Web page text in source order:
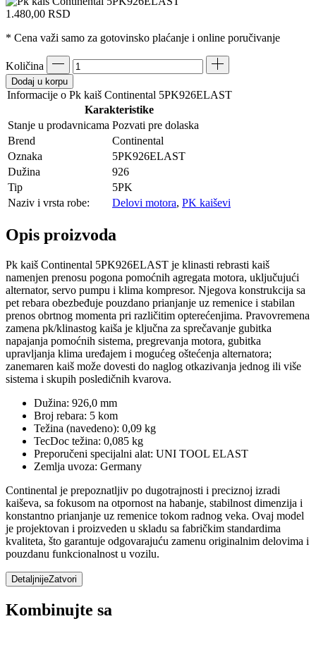
1.480,00 RSD
* Cena važi samo za gotovinsko plaćanje i online poručivanje
Količina
Dodaj u korpu
Informacije o Pk kaiš Continental 5PK926ELAST
Karakteristike
Stanje u prodavnicama Pozvati pre dolaska
Brend
Continental
Oznaka
5PK926ELAST
Dužina
926
Tip
5PK
Naziv i vrsta robe:
Delovi motora, PK kaiševi
Opis proizvoda
Pk kaiš Continental 5PK926ELAST je klinasti rebrasti kaiš
namenjen prenosu pogona pomoćnih agregata motora, uključujući
alternator, servo pumpu i klima kompresor. Njegova konstrukcija sa
pet rebara obezbeđuje pouzdano prianjanje uz remenice i stabilan
prenos obrtnog momenta pri različitim opterećenjima. Pravovremena
zamena pk/klinastog kaiša je ključna za sprečavanje gubitka
napajanja pomoćnih sistema, pregrevanja motora, gubitka
upravljanja klima uređajem i mogućeg oštećenja alternatora;
zanemaren kaiš može dovesti do naglog otkazivanja jednog ili više
sistema i skupih posledičnih kvarova.
Dužina: 926,0 mm
Broj rebara: 5 kom
Težina (navedeno): 0,09 kg
TecDoc težina: 0,085 kg
Preporučeni specijalni alat: UNI TOOL ELAST
Zemlja uvoza: Germany
Continental je prepoznatljiv po dugotrajnosti i preciznoj izradi
kaiševa, sa fokusom na otpornost na habanje, stabilnost dimenzija i
konstantno prianjanje uz remenice tokom radnog veka. Ovaj model
je projektovan i proizveden u skladu sa fabričkim standardima
kvaliteta, što garantuje odgovarajuću zamenu originalnim delovima i
pouzdanu funkcionalnost u vozilu.
DetaljnijeZatvori
Kombinujte sa